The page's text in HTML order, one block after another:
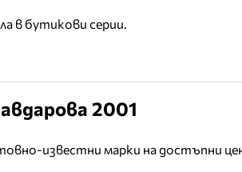
в бутикови серии.
2001
известни марки на достъпни